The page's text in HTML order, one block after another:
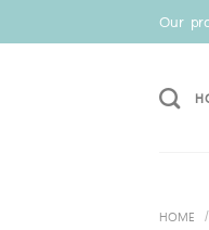
to
Our
HOME /